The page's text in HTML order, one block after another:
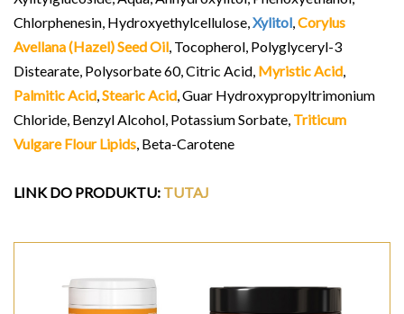
Chlorphenesin, Hydroxyethylcellulose,Xylitol,Corylus
Avellana (Hazel) Seed Oil, Tocopherol, Polyglyceryl-3
Distearate, Polysorbate 60, Citric Acid, Myristic Acid,
Palmitic Acid,Stearic Acid, Guar Hydroxypropyltrimonium
Chloride, Benzyl Alcohol, Potassium Sorbate, Triticum
Vulgare Flour Lipids, Beta-Carotene
LINK DO PRODUKTU: TUTAJ